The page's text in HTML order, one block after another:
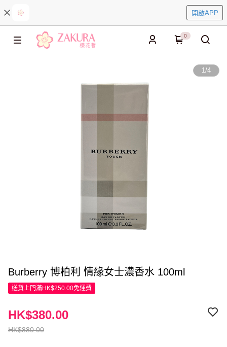
開啟APP
0
1/4
Burberry 博柏利 情緣女士濃香水 100ml
送貨上門滿HK$250.00免運費
HK$880.00
HK$380.00